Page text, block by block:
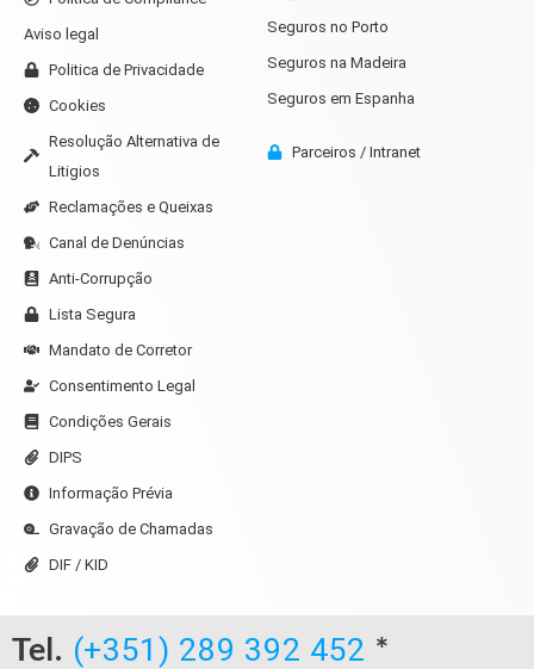
Aviso legal
Politica de Privacidade
Cookies
Resolução Alternativa de
Litigios
Reclamações e Queixas
Canal de Denúncias
Anti-Corrupção
Lista Segura
Mandato de Corretor
Consentimento Legal
Condições Gerais
DIPS
Informação Prévia
Gravação de Chamadas
DIF / KID
Seguros no Porto
Seguros na Madeira
Seguros em Espanha
Parceiros / Intranet
Tel. (+351) 289 392 452 *